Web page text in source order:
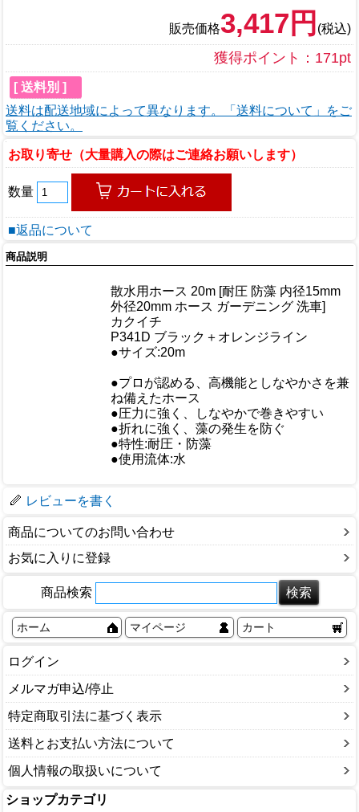
販売価格3,417円 (税込)
獲得ポイント：171pt
[ 送料別 ]
送料は配送地域によって異なります。「送料について」をご
覧ください。
お取り寄せ（大量購入の際はご連絡お願いします）
数量
■返品について
商品説明
散水用ホース 20m [耐圧 防藻 内径15mm
外径20mm ホース ガーデニング 洗車]
カクイチ
P341D ブラック＋オレンジライン
●サイズ:20m
●プロが認める、高機能としなやかさを兼
ね備えたホース
●圧力に強く、しなやかで巻きやすい
●折れに強く、藻の発生を防ぐ
●特性:耐圧・防藻
●使用流体:水
レビューを書く
商品についてのお問い合わせ
お気に入りに登録
商品検索
ホーム マイページ カート
ログイン
メルマガ申込/停止
特定商取引法に基づく表示
送料とお支払い方法について
個人情報の取扱いについて
ショップカテゴリ